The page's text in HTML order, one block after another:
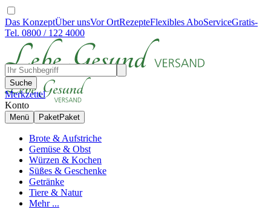
Das KonzeptÜber unsVor OrtRezepteFlexibles AboServiceGratis-
Tel. 0800 / 122 4000
Suche
Merkzettel
Konto
Menü PaketPaket
Brote & Aufstriche
Gemüse & Obst
Würzen & Kochen
Süßes & Geschenke
Getränke
Tiere & Natur
Mehr ...